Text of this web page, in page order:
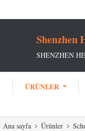
Shenzhen
SHENZHEN
ÜRÜNLER
Ana sayfa Ürünler